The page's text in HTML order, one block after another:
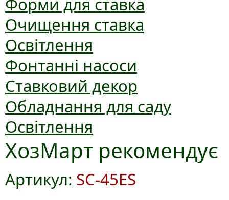
Очищення ставка
Освітлення
Фонтанні насоси
Ставковий декор
Обладнання для саду
Освітлення
ХозМарт рекомендує
Артикул: SC-45ES